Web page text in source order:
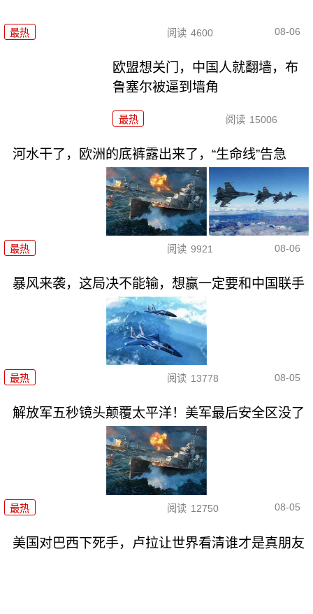
最热 阅读 4600 08-06
欧盟想关门，中国人就翻墙，布
鲁塞尔被逼到墙角
最热 阅读 15006
河水干了，欧洲的底裤露出来了，“生命线”告急
最热 阅读 9921 08-06
暴风来袭，这局决不能输，想赢一定要和中国联手
最热 阅读 13778 08-05
解放军五秒镜头颠覆太平洋！美军最后安全区没了
最热 阅读 12750 08-05
美国对巴西下死手，卢拉让世界看清谁才是真朋友